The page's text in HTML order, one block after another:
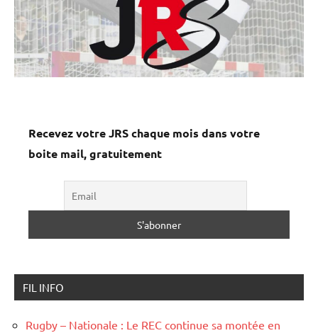
Recevez votre JRS chaque mois dans votre
boite mail, gratuitement
FIL INFO
Rugby – Nationale : Le REC continue sa montée en